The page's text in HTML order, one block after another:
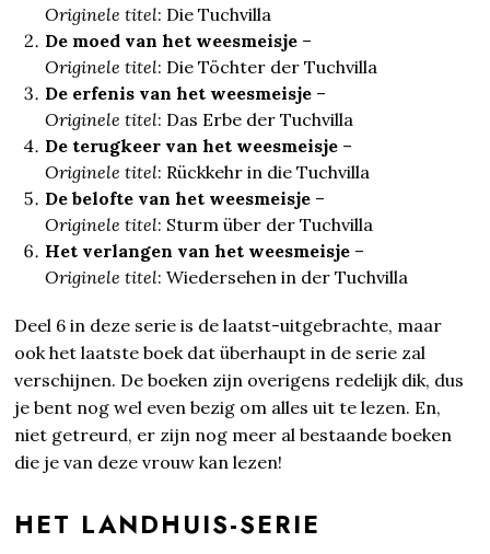
Originele titel: Die Tuchvilla
De moed van het weesmeisje –
Originele titel: Die Töchter der Tuchvilla
De erfenis van het weesmeisje –
Originele titel: Das Erbe der Tuchvilla
De terugkeer van het weesmeisje –
Originele titel: Rückkehr in die Tuchvilla
De belofte van het weesmeisje –
Originele titel: Sturm über der Tuchvilla
Het verlangen van het weesmeisje –
Originele titel: Wiedersehen in der Tuchvilla
Deel 6 in deze serie is de laatst-uitgebrachte, maar
ook het laatste boek dat überhaupt in de serie zal
verschijnen. De boeken zijn overigens redelijk dik, dus
je bent nog wel even bezig om alles uit te lezen. En,
niet getreurd, er zijn nog meer al bestaande boeken
die je van deze vrouw kan lezen!
HET LANDHUIS-SERIE